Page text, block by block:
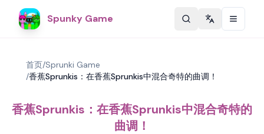
Spunky Game Change
首页/Sprunki Game
/香蕉Sprunkis：在香蕉Sprunkis中混合奇特的曲调！
香蕉Sprunkis：在香蕉Sprunkis中混合奇特的
曲调！